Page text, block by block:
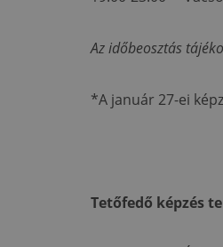
Az időbeosztás
*A január 27-ei
Tetőfedő képzés